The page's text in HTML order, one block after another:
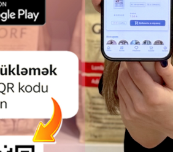
KOMPLEKSI BEAPHAR LAVETA
DƏRI VƏ TÜKÜ ÜÇÜN